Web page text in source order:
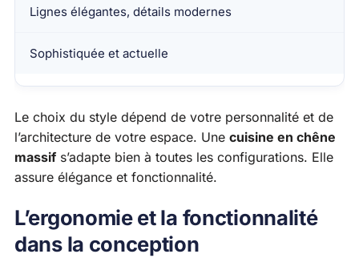
Lignes élégantes, détails modernes
Sophistiquée et actuelle
Le choix du style dépend de votre personnalité et de
l’architecture de votre espace. Une cuisine en chêne
massif s’adapte bien à toutes les configurations. Elle
assure élégance et fonctionnalité.
L’ergonomie et la fonctionnalité
dans la conception